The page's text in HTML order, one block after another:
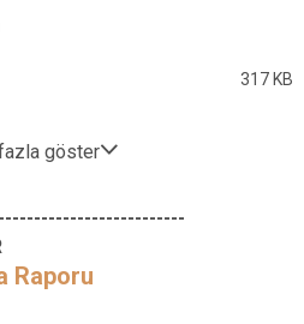
317 KB
göster
Raporu